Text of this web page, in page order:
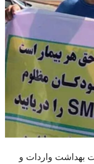
بهداشت واردات و